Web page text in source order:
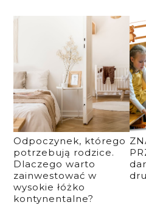
Odpoczynek, którego
potrzebują rodzice.
Dlaczego warto
zainwestować w
wysokie łóżko
kontynentalne?